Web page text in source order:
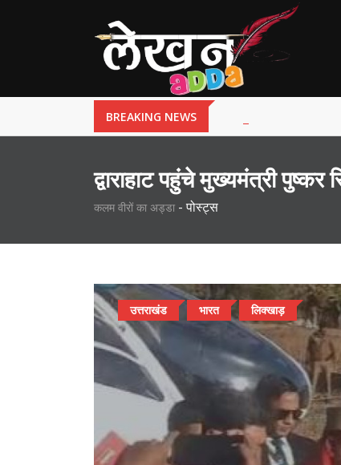
BREAKING NEWS
द्वाराहाट पहुंचे मुख्यमंत्री पुष्कर
कलम वीरों का अड्डा - पोस्ट्स
उत्तराखंड भारत लिक्खाड़